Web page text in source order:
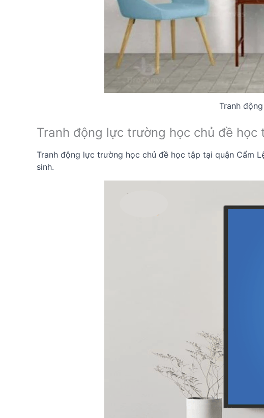
Tranh
Tranh động lực trường học chủ đề học
Tranh động lực trường học chủ đề học tập tại quận Cẩm
sinh.